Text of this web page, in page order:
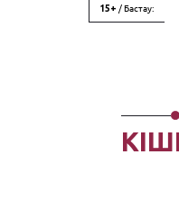
15+ / Бастау: